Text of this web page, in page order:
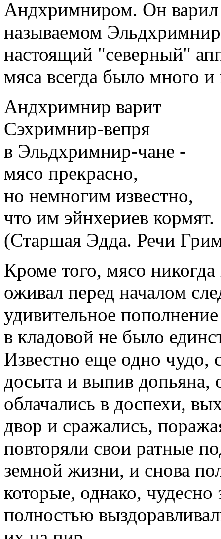
Андхримниром. Он варил
называемом
настоящий "северный"
мяса всегда было много и
Андхримнир варит
Сэхримнир-вепря
в Эльдхримнир-чане -
мясо прекрасно,
но немногим известно,
что им эйнхериев кормят.
(Старшая Эдда. Речи
Кроме того, мясо
оживал перед началом
удивительное
в кладовой не было
Известно еще одно чудо,
досыта и выпив допьяна,
облачались в доспехи,
двор и сражались,
повторяли свои ратные
земной жизни, и снова
которые, однако,
полностью